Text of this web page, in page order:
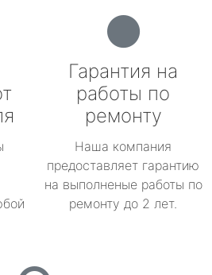
Гарантия на
работы по
ремонту
Наша компания
предоставляет гарантию
на выполненые работы по
ремонту до 2 лет.